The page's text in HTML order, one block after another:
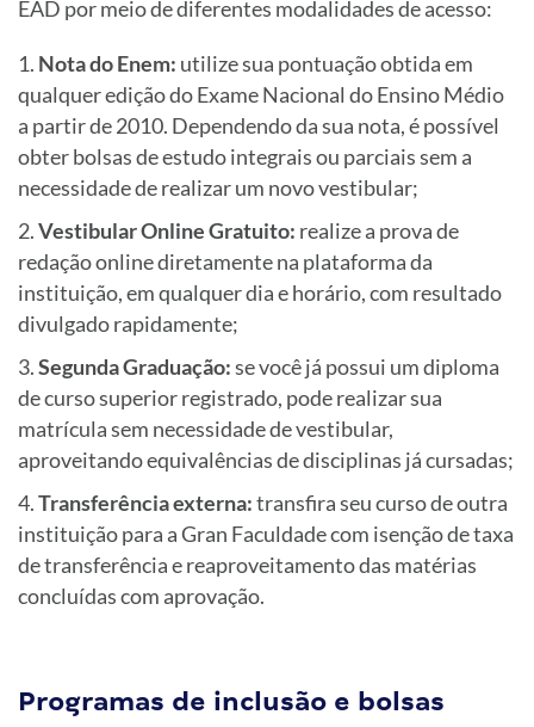
EAD por meio de diferentes modalidades de acesso:
Nota do Enem: utilize sua pontuação obtida em
qualquer edição do Exame Nacional do Ensino Médio
a partir de 2010. Dependendo da sua nota, é possível
obter bolsas de estudo integrais ou parciais sem a
necessidade de realizar um novo vestibular;
Vestibular Online Gratuito: realize a prova de
redação online diretamente na plataforma da
instituição, em qualquer dia e horário, com resultado
divulgado rapidamente;
Segunda Graduação:se você já possui um diploma
de curso superior registrado, pode realizar sua
matrícula sem necessidade de vestibular,
aproveitando equivalências de disciplinas já cursadas;
Transferência externa:transfira seu curso de outra
instituição para a Gran Faculdade com isenção de taxa
de transferência e reaproveitamento das matérias
concluídas com aprovação.
Programas de inclusão e bolsas